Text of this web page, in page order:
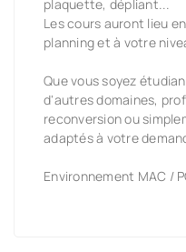
plaquette, dépliant...
Les cours auront lieu
planning et à votre
Que vous soyez
d'autres domaines,
reconversion ou
adaptés à votre
Environnement MAC /